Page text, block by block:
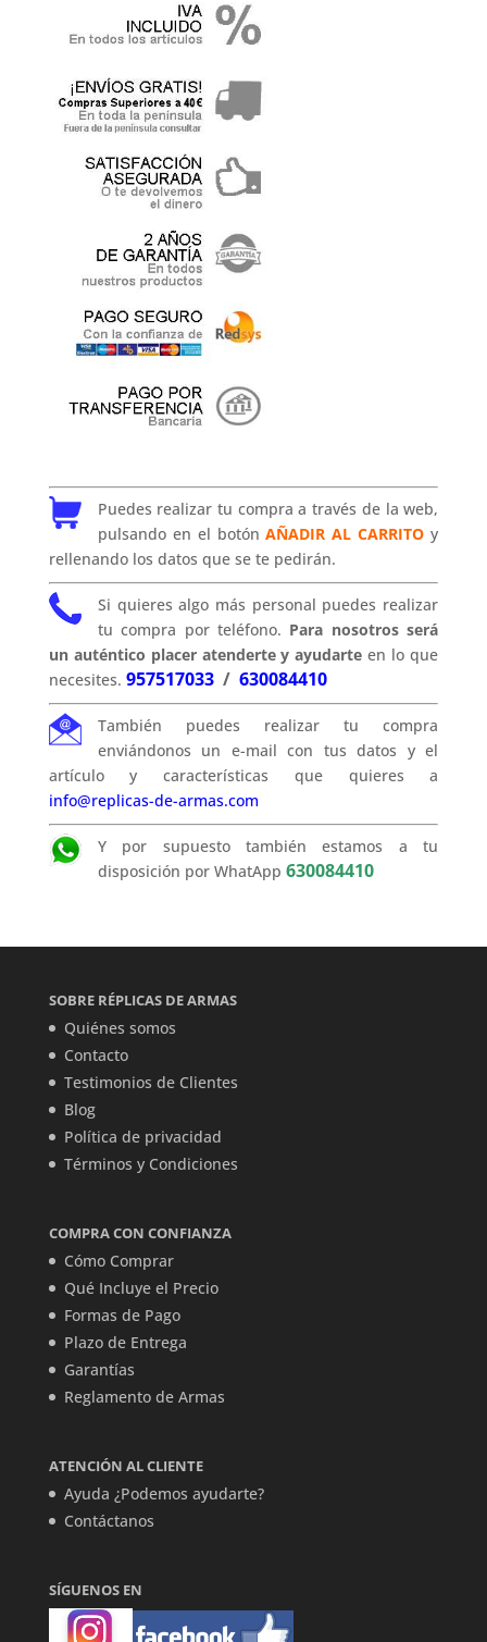
Puedes realizar tu compra a través de la web,
pulsando en el botónAÑADIR AL CARRITO y
rellenando los datos que se te pedirán.
Si quieres algo más personal puedes realizar
tu compra por teléfono. Para nosotros será
un auténtico placer atenderte y ayudarte en lo que
necesites. 957517033/ 630084410
También puedes realizar tu compra
enviándonos un e-mail con tus datos y el
artículo y características que quieres a
info@replicas-de-armas.com
Y por supuesto también estamos a tu
disposición por WhatApp 630084410
SOBRE RÉPLICAS DE ARMAS
Quiénes somos
Contacto
Testimonios de Clientes
Blog
Política de privacidad
Términos y Condiciones
COMPRA CON CONFIANZA
Cómo Comprar
Qué Incluye el Precio
Formas de Pago
Plazo de Entrega
Garantías
Reglamento de Armas
ATENCIÓN AL CLIENTE
Ayuda ¿Podemos ayudarte?
Contáctanos
SÍGUENOS EN